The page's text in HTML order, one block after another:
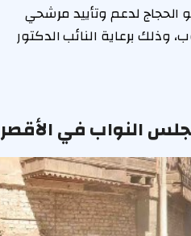
لدعم وتأييد مرشحي
وذلك برعاية النائب الدكتور
النواب في الأقصر